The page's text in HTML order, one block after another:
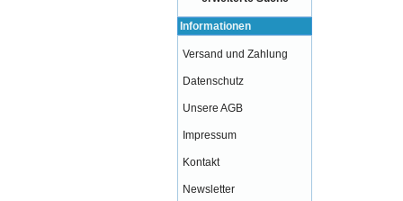
Informationen
Versand und Zahlung
Datenschutz
Unsere AGB
Impressum
Kontakt
Newsletter